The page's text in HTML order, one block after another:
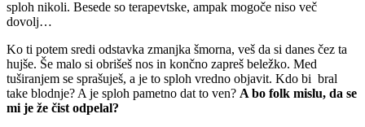
sploh nikoli. Besede so terapevtske, ampak mogoče niso več
dovolj…
Ko ti potem sredi odstavka zmanjka šmorna, veš da si danes čez ta
hujše. Še malo si obrišeš nos in končno zapreš beležko. Med
tuširanjem se sprašuješ, a je to sploh vredno objavit. Kdo bi bral
take blodnje? A je sploh pametno dat to ven? A bo folk mislu, da se
mi je že čist odpelal?